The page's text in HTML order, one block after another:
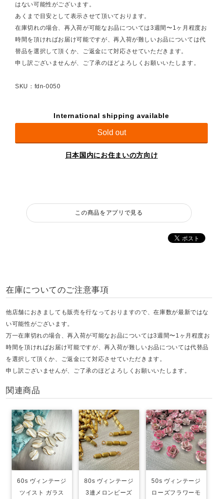
はない可能性がございます。
あくまで目安として表示させて頂いております。
在庫切れの場合、再入荷が可能なお品については3週間〜1ヶ月程度お
時間を頂ければお届け可能ですが、再入荷が難しいお品については代
替品を選択して頂くか、ご返金にて対応させていただきます。
申し訳ございませんが、ご了承のほどよろしくお願いいたします。
SKU：fdn-0050
International shipping available
Sold out
日本国内にお住まいの方向け
この商品をアプリで見る
在庫についてのご注意事項
他店舗におきましても販売を行なっておりますので、在庫数が最新ではな
い可能性がございます。
万一在庫切れの場合、再入荷が可能なお品については3週間〜1ヶ月程度お
時間を頂ければお届け可能ですが、再入荷が難しいお品については代替品
を選択して頂くか、ご返金にて対応させていただきます。
申し訳ございませんが、ご了承のほどよろしくお願いいたします。
関連商品
60s ヴィンテージ
ツイスト ガラス
80s ヴィンテージ
3連メロンビーズ
50s ヴィンテージ
ローズフラワーモ